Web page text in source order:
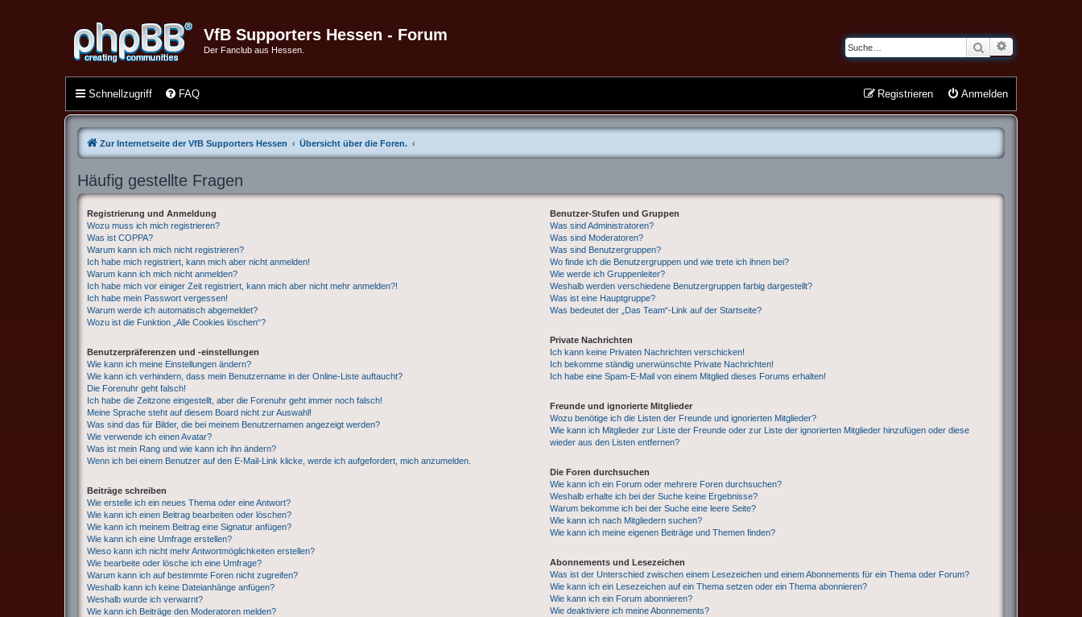
VfB Supporters Hessen - Forum
Der Fanclub aus Hessen. Suche
Schnellzugriff FAQ Anmelden
Registrieren
Zur Internetseite der VfB Supporters Hessen Übersicht über die Foren.
Häufig gestellte Fragen
Registrierung und Anmeldung
Wozu muss ich mich registrieren?
Was ist COPPA?
Warum kann ich mich nicht registrieren?
Ich habe mich registriert, kann mich aber nicht anmelden!
Warum kann ich mich nicht anmelden?
Ich habe mich vor einiger Zeit registriert, kann mich aber nicht mehr anmelden?!
Ich habe mein Passwort vergessen!
Warum werde ich automatisch abgemeldet?
Wozu ist die Funktion „Alle Cookies löschen“?
Benutzerpräferenzen und -einstellungen
Wie kann ich meine Einstellungen ändern?
Wie kann ich verhindern, dass mein Benutzername in der Online-Liste auftaucht?
Die Forenuhr geht falsch!
Ich habe die Zeitzone eingestellt, aber die Forenuhr geht immer noch falsch!
Meine Sprache steht auf diesem Board nicht zur Auswahl!
Was sind das für Bilder, die bei meinem Benutzernamen angezeigt werden?
Wie verwende ich einen Avatar?
Was ist mein Rang und wie kann ich ihn ändern?
Wenn ich bei einem Benutzer auf den E-Mail-Link klicke, werde ich aufgefordert, mich anzumelden.
Beiträge schreiben
Wie erstelle ich ein neues Thema oder eine Antwort?
Wie kann ich einen Beitrag bearbeiten oder löschen?
Wie kann ich meinem Beitrag eine Signatur anfügen?
Wie kann ich eine Umfrage erstellen?
Wieso kann ich nicht mehr Antwortmöglichkeiten erstellen?
Wie bearbeite oder lösche ich eine Umfrage?
Warum kann ich auf bestimmte Foren nicht zugreifen?
Weshalb kann ich keine Dateianhänge anfügen?
Weshalb wurde ich verwarnt?
Wie kann ich Beiträge den Moderatoren melden?
Benutzer-Stufen und Gruppen
Was sind Administratoren?
Was sind Moderatoren?
Was sind Benutzergruppen?
Wo finde ich die Benutzergruppen und wie trete ich ihnen bei?
Wie werde ich Gruppenleiter?
Weshalb werden verschiedene Benutzergruppen farbig dargestellt?
Was ist eine Hauptgruppe?
Was bedeutet der „Das Team“-Link auf der Startseite?
Private Nachrichten
Ich kann keine Privaten Nachrichten verschicken!
Ich bekomme ständig unerwünschte Private Nachrichten!
Ich habe eine Spam-E-Mail von einem Mitglied dieses Forums erhalten!
Freunde und ignorierte Mitglieder
Wozu benötige ich die Listen der Freunde und ignorierten Mitglieder?
Wie kann ich Mitglieder zur Liste der Freunde oder zur Liste der ignorierten Mitglieder hinzufügen oder diese
wieder aus den Listen entfernen?
Die Foren durchsuchen
Wie kann ich ein Forum oder mehrere Foren durchsuchen?
Weshalb erhalte ich bei der Suche keine Ergebnisse?
Warum bekomme ich bei der Suche eine leere Seite?
Wie kann ich nach Mitgliedern suchen?
Wie kann ich meine eigenen Beiträge und Themen finden?
Abonnements und Lesezeichen
Was ist der Unterschied zwischen einem Lesezeichen und einem Abonnements für ein Thema oder Forum?
Wie kann ich ein Lesezeichen auf ein Thema setzen oder ein Thema abonnieren?
Wie kann ich ein Forum abonnieren?
Wie deaktiviere ich meine Abonnements?